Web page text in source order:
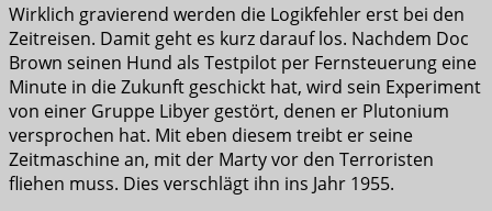
Wirklich gravierend werden die Logikfehler erst bei den
Zeitreisen. Damit geht es kurz darauf los. Nachdem Doc
Brown seinen Hund als Testpilot per Fernsteuerung eine
Minute in die Zukunft geschickt hat, wird sein Experiment
von einer Gruppe Libyer gestört, denen er Plutonium
versprochen hat. Mit eben diesem treibt er seine
Zeitmaschine an, mit der Marty vor den Terroristen
fliehen muss. Dies verschlägt ihn ins Jahr 1955.